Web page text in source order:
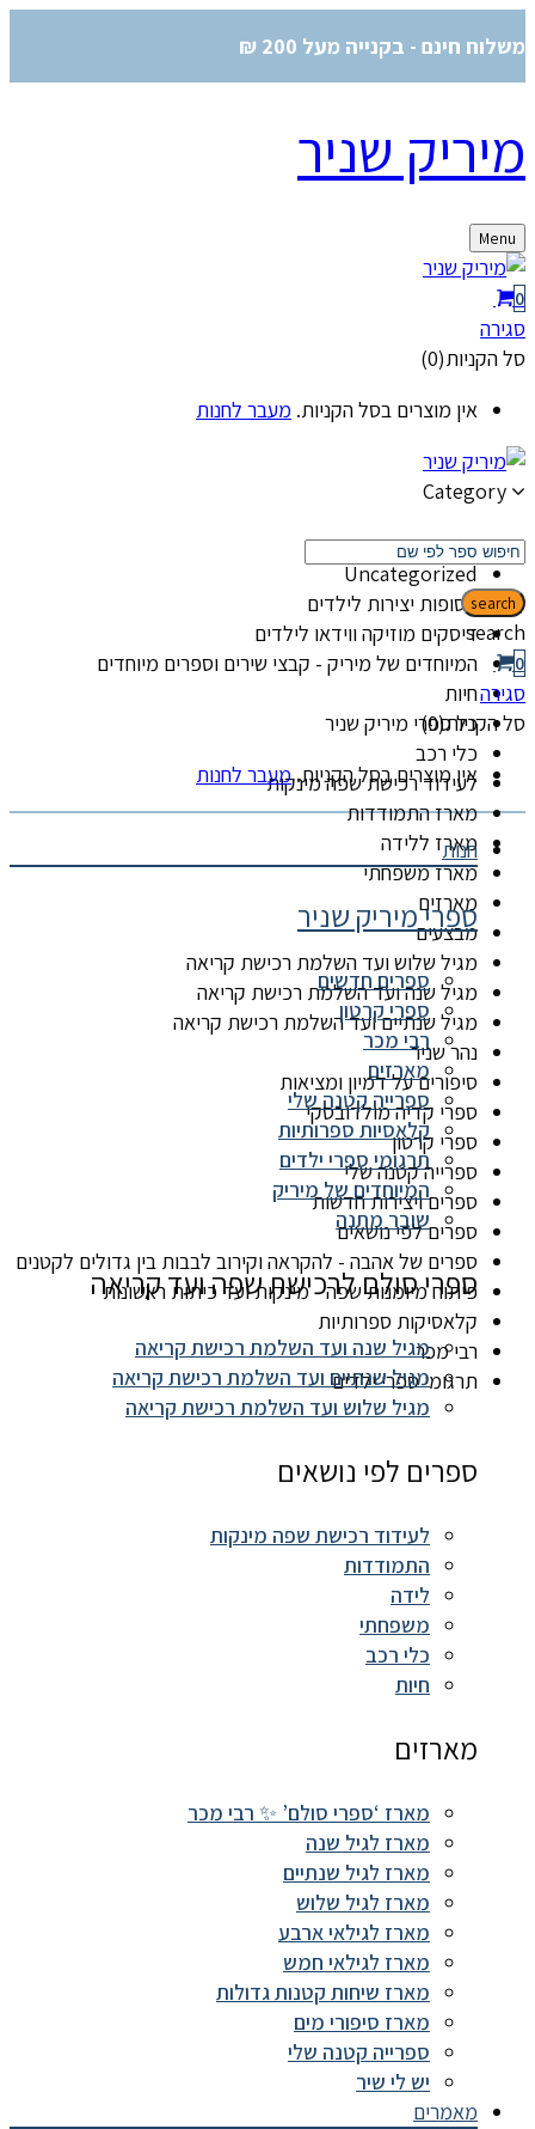
משלוח חינם - בקנייה מעל 200 ₪
מיריק שניר
Menu
0
סגירה
סל הקניות(0)
אין מוצרים בסל הקניות. מעבר לחנות
Category
קטגוריות
Uncategorized
אסופות יצירות לילדים
דיסקים מוזיקה ווידאו לילדים
המיוחדים של מיריק - קבצי שירים וספרים מיוחדים
חיות
כל ספרי מיריק שניר
כלי רכב
לעידוד רכישת שפה מינקות
מארז התמודדות
מארז ללידה
מארז משפחתי
מארזים
מבצעים
מגיל שלוש ועד השלמת רכישת קריאה
מגיל שנה ועד השלמת רכישת קריאה
מגיל שנתיים ועד השלמת רכישת קריאה
נהר שניר
סיפורים על דמיון ומציאות
ספרי קדיה מולדובסקי
ספרי קרטון
ספרייה קטנה שלי
ספרים ויצירות חדשות
ספרים לפי נושאים
ספרים של אהבה - להקראה וקירוב לבבות בין גדולים לקטנים
פיתוח מיומנות שפה - מינקות ועד כיתות ראשונות
קלאסיקות ספרותיות
רבי מכר
תרגומי ספרי ילדים
search
search
0
סגירה
סל הקניות(0)
אין מוצרים בסל הקניות. מעבר לחנות
חנות
ספרי מיריק שניר
ספרים חדשים
ספרי קרטון
רבי מכר
מארזים
ספרייה קטנה שלי
קלאסיות ספרותיות
תרגומי ספרי ילדים
המיוחדים של מיריק
שובר מתנה
ספרי סולם לרכישת שפה ועד קריאה
מגיל שנה ועד השלמת רכישת קריאה
מגיל שנתיים ועד השלמת רכישת קריאה
מגיל שלוש ועד השלמת רכישת קריאה
ספרים לפי נושאים
לעידוד רכישת שפה מינקות
התמודדות
לידה
משפחתי
כלי רכב
חיות
מארזים
מארז ‘ספרי סולם’ ✨ רבי מכר
מארז לגיל שנה
מארז לגיל שנתיים
מארז לגיל שלוש
מארז לגילאי ארבע
מארז לגילאי חמש
מארז שיחות קטנות גדולות
מארז סיפורי מים
ספרייה קטנה שלי
יש לי שיר
מאמרים